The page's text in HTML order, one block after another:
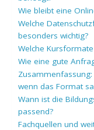
Wie bleibt eine
Welche
besonders wichtig?
Welche
Wie eine gute
wenn das Format
Wann ist die
passend?
Fachquellen und